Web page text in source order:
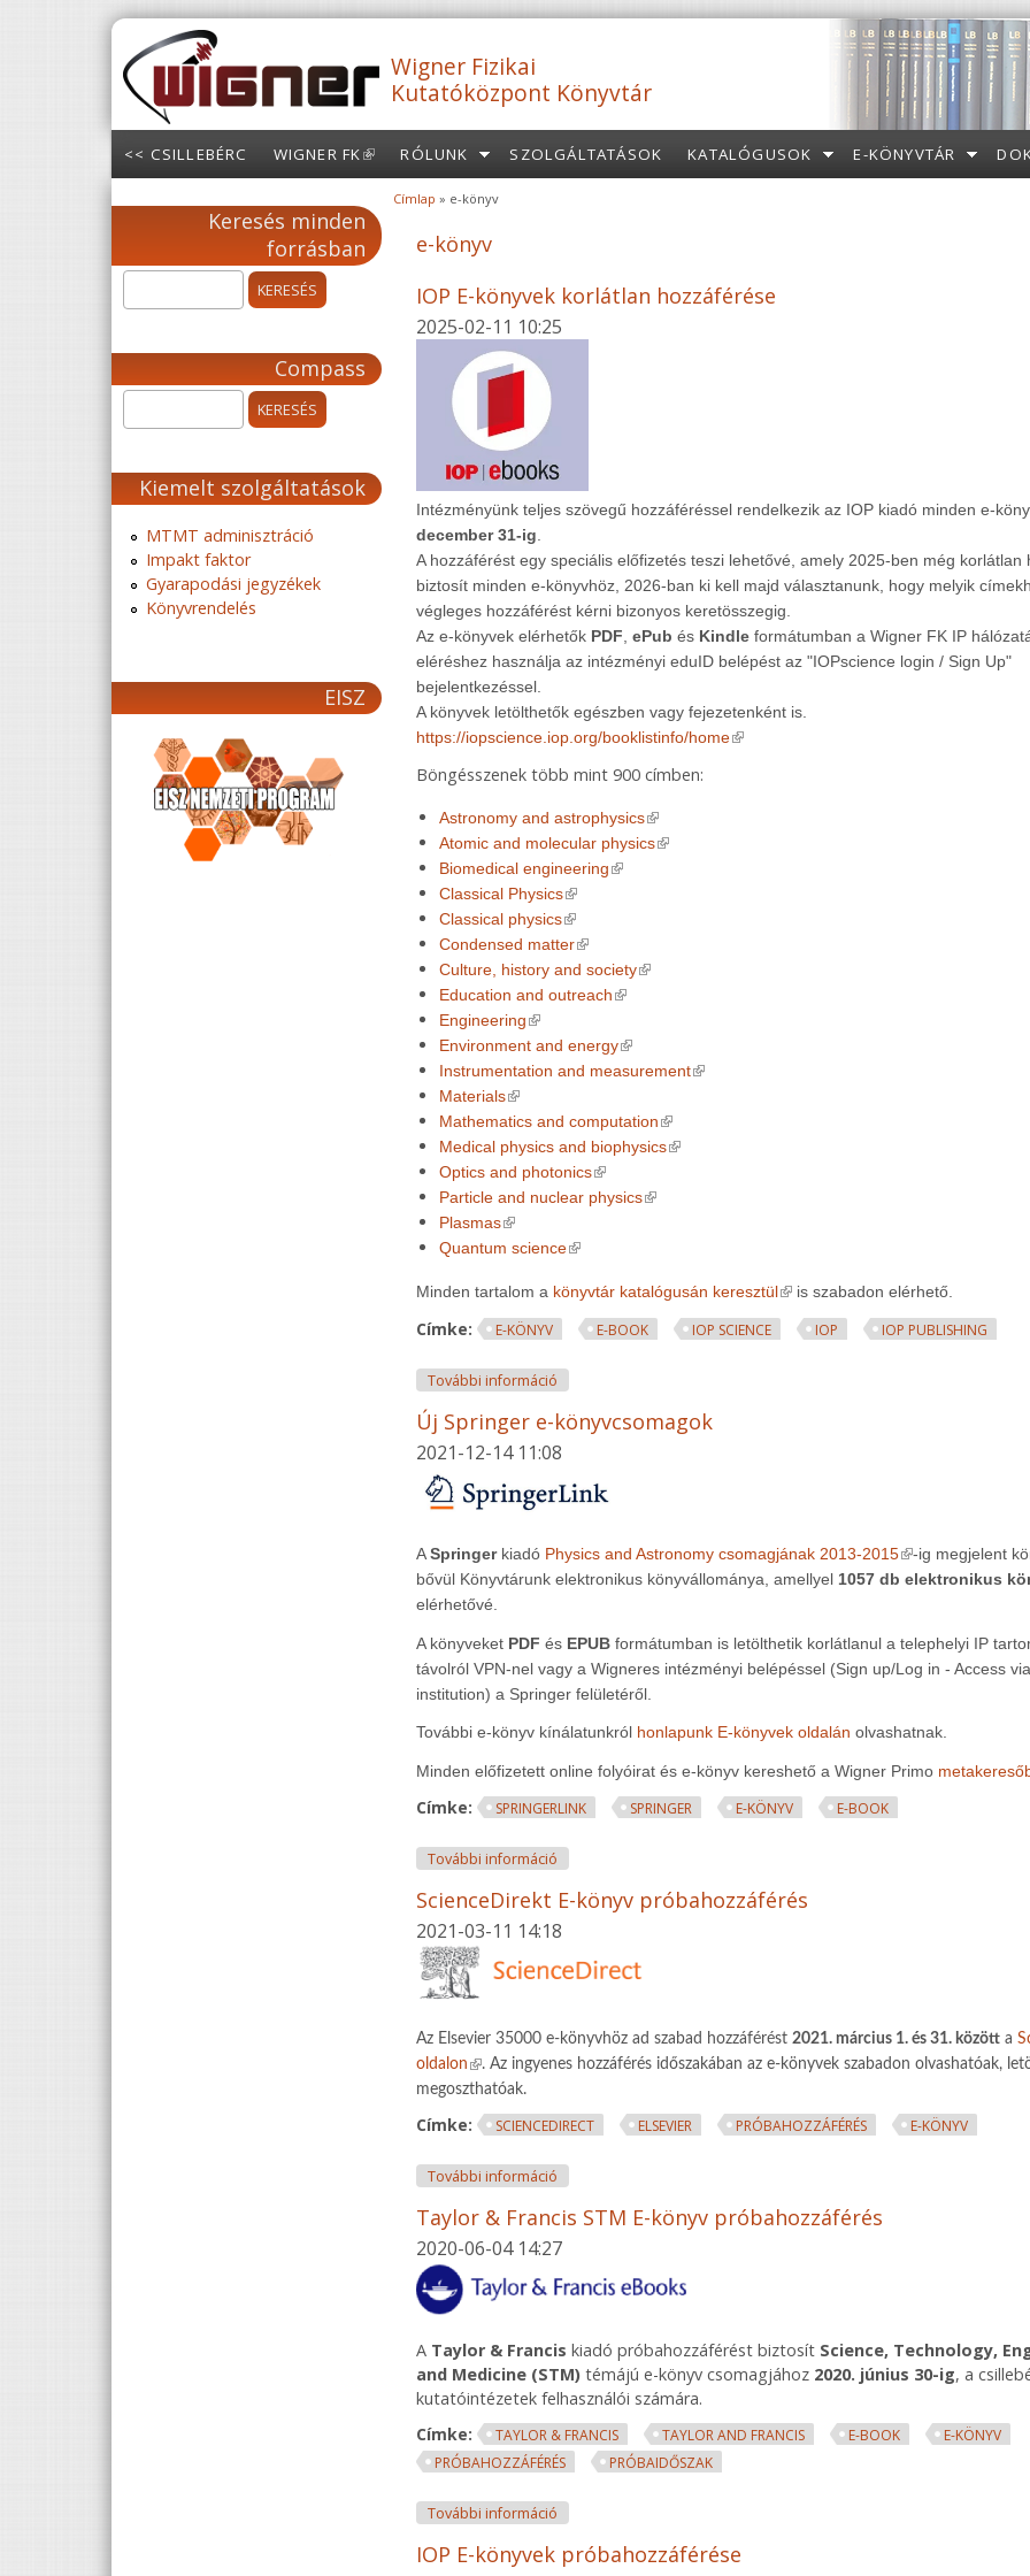
Ugrás a tartalomra
Wigner Fizikai
Kutatóközpont Könyvtár
<< CSILLEBÉRC WIGNER FK(LINK IS
EXTERNAL)
RÓLUNK SZOLGÁLTATÁSOK KATALÓGUSOK E-KÖNYVTÁR
Keresés minden
forrásban
Compass
Kiemelt szolgáltatások
MTMT adminisztráció
Impakt faktor
Gyarapodási jegyzékek
Könyvrendelés
EISZ
Jelenlegi hely
Címlap » e-könyv
e-könyv
IOP E-könyvek korlátlan hozzáférése
2025-02-11 10:25
Intézményünk teljes szövegű hozzáféréssel rendelkezik az IOP kiadó minden e-
december 31-ig
A hozzáférést egy speciális előfizetés teszi lehetővé, amely 2025-ben még korlátlan
biztosít minden e-könyvhöz, 2026-ban ki kell majd választanunk, hogy melyik
végleges hozzáférést kérni bizonyos keretösszegig.
Az e-könyvek elérhetők PDF ePub és Kindle formátumban a Wigner FK IP
eléréshez használja az intézményi eduID belépést az "IOPscience login / Sign Up"
bejelentkezéssel.
A könyvek letölthetők egészben vagy fejezetenként is.
https://iopscience.iop.org/booklistinfo/home(link is external)
Böngésszenek több mint 900 címben:
Astronomy and astrophysics(link is external)
Atomic and molecular physics(link is external)
Biomedical engineering(link is external)
Classical Physics(link is external)
Classical physics(link is external)
Condensed matter(link is external)
Culture, history and society(link is external)
Education and outreach(link is external)
Engineering(link is external)
Environment and energy(link is external)
Instrumentation and measurement(link is external)
Materials(link is external)
Mathematics and computation(link is external)
Medical physics and biophysics(link is external)
Optics and photonics(link is external)
Particle and nuclear physics(link is external)
Plasmas(link is external)
Quantum science(link is external)
Minden tartalom a könyvtár katalógusán keresztül(link is external)
is szabadon elérhető.
Címke: E-KÖNYV E-BOOK IOP SCIENCE IOP IOP PUBLISHING
További információ
Új Springer e-könyvcsomagok
2021-12-14 11:08
ASpringer kiadó Physics and Astronomy csomagjának 2013-2015(link is external)
-ig megjelent
bővül Könyvtárunk elektronikus könyvállománya, amellyel 1057 db elektronikus
elérhetővé.
A könyveket PDF és EPUB formátumban is letölthetik korlátlanul a telephelyi IP
távolról VPN-nel vagy a Wigneres intézményi belépéssel (Sign up/Log in - Access
institution) a Springer felületéről.
További e-könyv kínálatunkról honlapunk E-könyvek oldalán olvashatnak.
Minden előfizetett online folyóirat és e-könyv kereshető a Wigner Primo
Címke: SPRINGERLINK SPRINGER E-KÖNYV E-BOOK
További információ
ScienceDirekt E-könyv próbahozzáférés
2021-03-11 14:18
Az Elsevier 35000 e-könyvhöz ad szabad hozzáférést 2021. március 1. és 31. között a
oldalon (link is external)
. Az ingyenes hozzáférés időszakában az e-könyvek szabadon olvashatóak,
megoszthatóak.
Címke: SCIENCEDIRECT ELSEVIER PRÓBAHOZZÁFÉRÉS E-KÖNYV
További információ
Taylor & Francis STM E-könyv próbahozzáférés
2020-06-04 14:27
A Taylor & Francis kiadó próbahozzáférést biztosít Science, Technology,
and Medicine (STM) témájú e-könyv csomagjához 2020. június 30-ig, a
kutatóintézetek felhasználói számára.
Címke:
TAYLOR & FRANCIS TAYLOR AND FRANCIS E-BOOK
E-KÖNYV
PRÓBAHOZZÁFÉRÉS
PRÓBAIDŐSZAK
További információ
IOP E-könyvek próbahozzáférése